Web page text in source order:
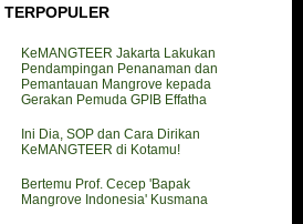
TERPOPULER
KeMANGTEER Jakarta Lakukan
Pendampingan Penanaman dan
Pemantauan Mangrove kepada
Gerakan Pemuda GPIB Effatha
Ini Dia, SOP dan Cara Dirikan
KeMANGTEER di Kotamu!
Bertemu Prof. Cecep 'Bapak
Mangrove Indonesia' Kusmana